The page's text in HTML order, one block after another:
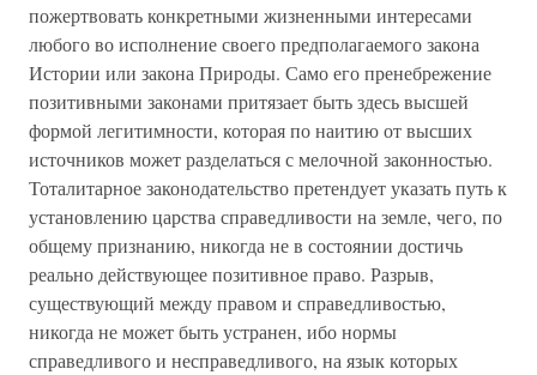
пожертвовать конкретными жизненными интересами
любого во исполнение своего предполагаемого закона
Истории или закона Природы. Само его пренебрежение
позитивными законами притязает быть здесь высшей
формой легитимности, которая по наитию от высших
источников может разделаться с мелочной законностью.
Тоталитарное законодательство претендует указать путь к
установлению царства справедливости на земле, чего, по
общему признанию, никогда не в состоянии достичь
реально действующее позитивное право. Разрыв,
существующий между правом и справедливостью,
никогда не может быть устранен, ибо нормы
справедливого и несправедливого, на язык которых